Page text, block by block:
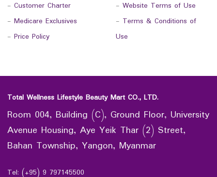
- Customer Charter
- Medicare Exclusives
- Price Policy
- Website Terms of Use
- Terms & Conditions of
Use
Total Wellness Lifestyle Beauty Mart CO., LTD.
Room 004, Building (C), Ground Floor, University
Avenue Housing, Aye Yeik Thar (2) Street,
Bahan Township, Yangon, Myanmar
Tel: (+95) 9 797145500